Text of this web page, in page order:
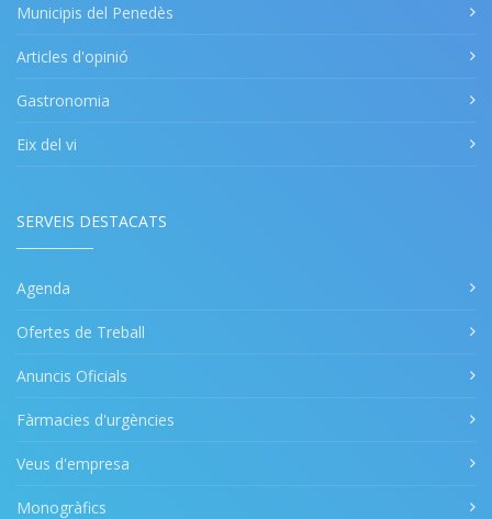
Municipis del Penedès
Articles d'opinió
Gastronomia
Eix del vi
SERVEIS DESTACATS
Agenda
Ofertes de Treball
Anuncis Oficials
Fàrmacies d'urgències
Veus d'empresa
Monogràfics